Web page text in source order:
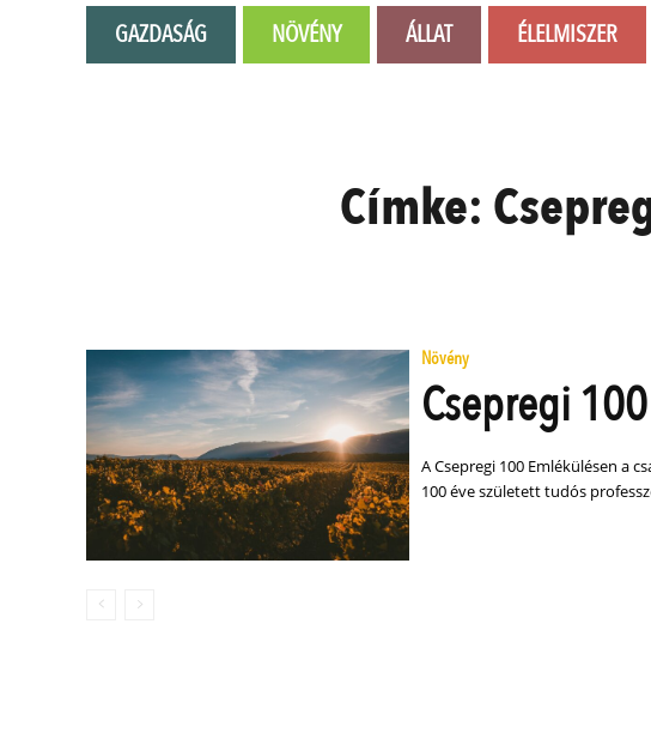
GAZDASÁG NÖVÉNY ÁLLAT ÉLELMISZER
Címke:
Növény
Csepregi
A Csepregi 100 Emlékülésen a
100 éve született tudós